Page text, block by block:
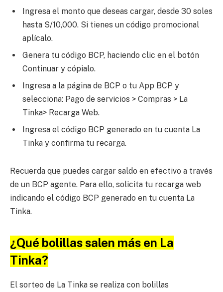
Ingresa el monto que deseas cargar, desde 30 soles
hasta S/10,000. Si tienes un código promocional
aplícalo.
Genera tu código BCP, haciendo clic en el botón
Continuar y cópialo.
Ingresa a la página de BCP o tu App BCP y
selecciona: Pago de servicios > Compras > La
Tinka> Recarga Web.
Ingresa el código BCP generado en tu cuenta La
Tinka y confirma tu recarga.
Recuerda que puedes cargar saldo en efectivo a través
de un BCP agente. Para ello, solicita tu recarga web
indicando el código BCP generado en tu cuenta La
Tinka.
¿Qué bolillas salen más en La
Tinka?
El sorteo de La Tinka se realiza con bolillas